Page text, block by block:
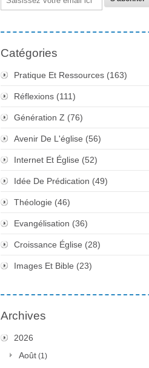
Catégories
Pratique Et Ressources (163)
Réflexions (111)
Génération Z (76)
Avenir De L'église (56)
Internet Et Église (52)
Idée De Prédication (49)
Théologie (46)
Evangélisation (36)
Croissance Église (28)
Images Et Bible (23)
Archives
2026
Août (1)